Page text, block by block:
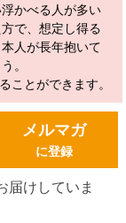
かべる人が多い
で、想定し得る
人が長年抱いて
。
ことができます。
メルマガ
に登録
届けしていま